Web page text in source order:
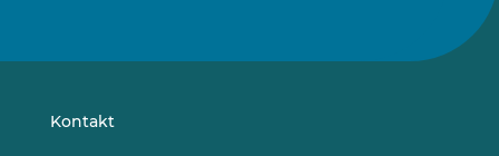
uns
uns
Kontakt